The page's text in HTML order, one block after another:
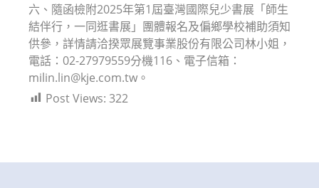
六、隨函檢附2025年第1屆臺灣國際兒少書展「師生
結伴行，一同逛書展」團體報名及偏鄉學校補助須知
供參，詳情請洽揆眾展覽事業股份有限公司林小姐，
電話：02-27979559分機116、電子信箱：
milin.lin@kje.com.tw。
Post Views: 322